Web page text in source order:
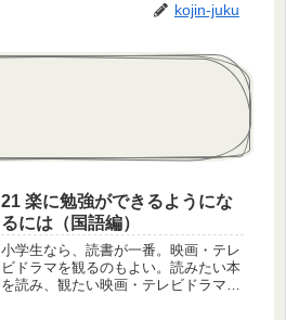
kojin-juku
21 楽に勉強ができるようにな
るには（国語編）
小学生なら、読書が一番。映画・テレ
ビドラマを観るのもよい。読みたい本
を読み、観たい映画・テレビドラマを